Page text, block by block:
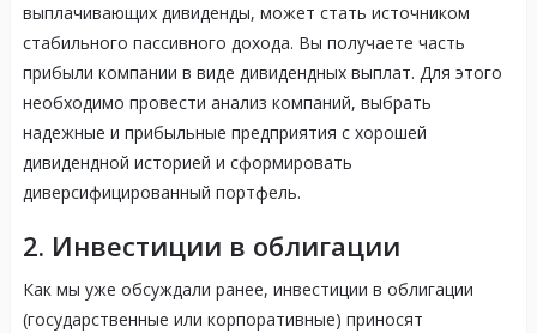
выплачивающих дивиденды, может стать источником
стабильного пассивного дохода. Вы получаете часть
прибыли компании в виде дивидендных выплат. Для этого
необходимо провести анализ компаний, выбрать
надежные и прибыльные предприятия с хорошей
дивидендной историей и сформировать
диверсифицированный портфель.
2. Инвестиции в облигации
Как мы уже обсуждали ранее, инвестиции в облигации
(государственные или корпоративные) приносят